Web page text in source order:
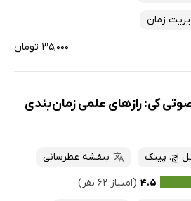
زمان
۳۵,۰۰۰ تومان
کی: رازهای علمی زمان‌بندی
اچ. پینک
بنفشه عطرسائی
۴.۵ (امتیاز ۶۲ نفر)